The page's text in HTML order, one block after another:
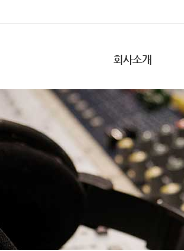
회사소개